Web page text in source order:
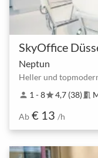
SkyOffice
Neptun
Heller und
person 1 - 8star4,7 (38) meeting_room
Ab € 13 /h